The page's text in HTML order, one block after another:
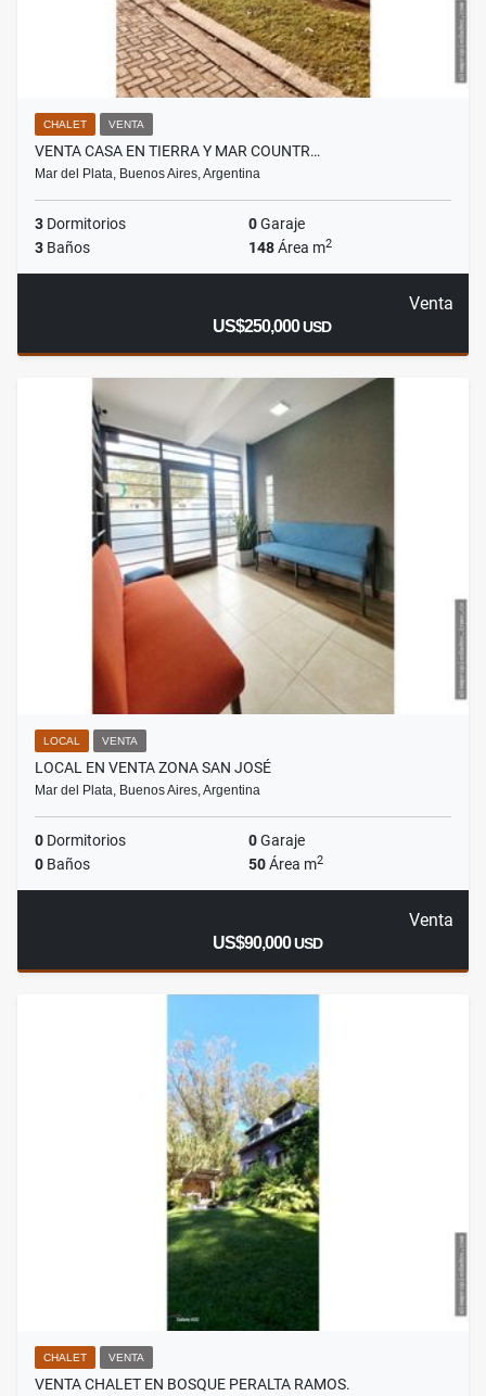
CHALET VENTA
VENTA CASA EN TIERRA Y MAR COUNTR…
Mar del Plata, Buenos Aires, Argentina
3 Dormitorios 0Garaje
3 Baños 148Área m2
Venta
US$250,000USD
LOCAL VENTA
LOCAL EN VENTA ZONA SAN JOSÉ
Mar del Plata, Buenos Aires, Argentina
0 Dormitorios 0Garaje
0 Baños 50Área m2
Venta
US$90,000USD
CHALET VENTA
VENTA CHALET EN BOSQUE PERALTA RAMOS.